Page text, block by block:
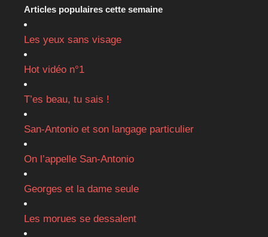
Articles populaires cette semaine
Les yeux sans visage
Hot vidéo n°1
T’es beau, tu sais !
San-Antonio et son langage particulier
On l’appelle San-Antonio
Georges et la dame seule
Les morues se dessalent